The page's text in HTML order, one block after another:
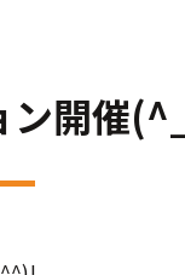
ン開催